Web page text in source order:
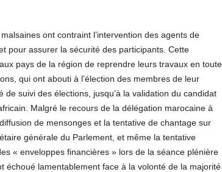
ont contraint l’intervention des agents de
pour assurer la sécurité des participants. Cette
pays de la région de reprendre leurs travaux en toute
qui ont abouti à l’élection des membres de leur
suivi des élections, jusqu’à la validation du candidat
Malgré le recours de la délégation marocaine à
de mensonges et la tentative de chantage sur
générale du Parlement, et même la tentative
« enveloppes financières » lors de la séance plénière
lamentablement face à la volonté de la majorité